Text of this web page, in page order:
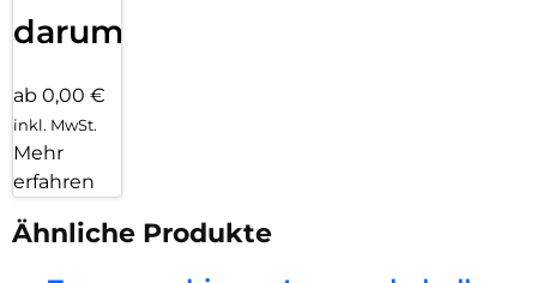
darum!
ab 0,00 €
inkl. MwSt.
Mehr
erfahren
Ähnliche Produkte